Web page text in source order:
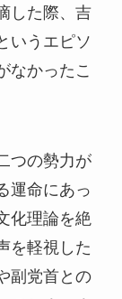
した際、吉
いうエピソ
なかったこ
つの勢力が
運命にあっ
化理論を絶
を軽視した
副党首との